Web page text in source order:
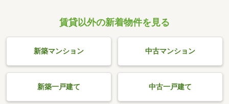
賃貸以外の新着物件を見る
新築マンション 中古マンション
新築一戸建て 中古一戸建て